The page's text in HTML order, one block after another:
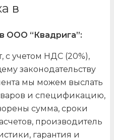
в
ООО “Квадрига”:
с учетом НДС (20%),
законодательству
мы можем выслать
и спецификацию,
сумма, сроки
производитель
гарантия и